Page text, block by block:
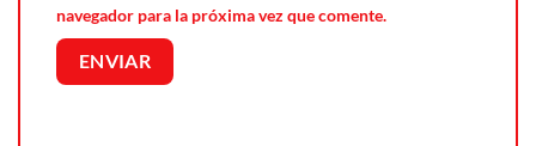
navegador para la próxima vez que comente.